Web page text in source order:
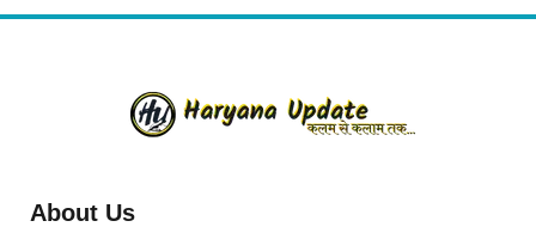
About Us